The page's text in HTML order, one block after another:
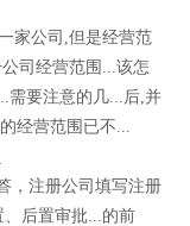
家公司,但是经营范
司经营范围...该怎
需要注意的几...后,并
经营范围已不...
，注册公司填写注册
后置审批...的前